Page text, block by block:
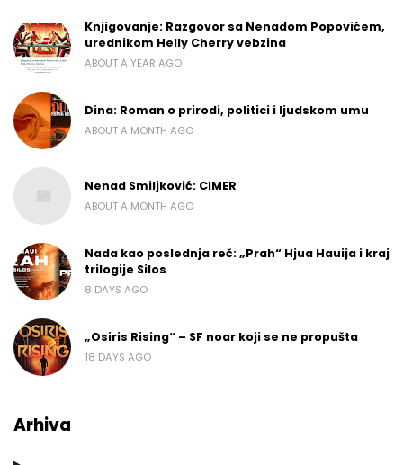
Knjigovanje: Razgovor sa Nenadom Popovićem,
urednikom Helly Cherry vebzina
ABOUT A YEAR AGO
Dina: Roman o prirodi, politici i ljudskom umu
ABOUT A MONTH AGO
Nenad Smiljković: CIMER
ABOUT A MONTH AGO
Nada kao poslednja reč: „Prah“ Hjua Hauija i kraj
trilogije Silos
8 DAYS AGO
„Osiris Rising“ – SF noar koji se ne propušta
18 DAYS AGO
Arhiva